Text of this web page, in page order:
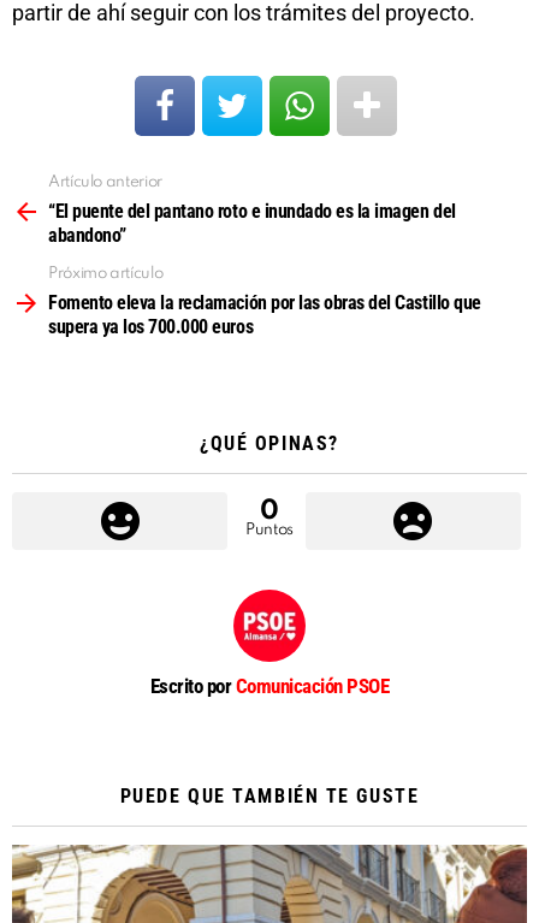
partir de ahí seguir con los trámites del proyecto.
más
Artículo anterior
“El puente del pantano roto e inundado es la imagen del
abandono”
Próximo artículo
Fomento eleva la reclamación por las obras del Castillo que
supera ya los 700.000 euros
¿QUÉ OPINAS?
0
Puntos
Escrito porComunicación PSOE
PUEDE QUE TAMBIÉN TE GUSTE